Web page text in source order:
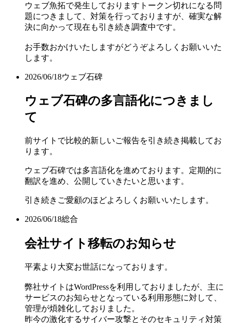
ウェブ魚拓で発生しておりますトークン切れになる問
題につきまして、対策を行っておりますが、確実な解
決に向かって現在も引き続き調査中です。
お手数おかけいたしますがどうぞよろしくお願いいた
します。
2026/06/18ウェブ石碑
ウェブ石碑の多言語化につきまし
て
前サイトで比較的新しいご報告を引き続き掲載してお
ります。
ウェブ石碑では多言語化を進めております。定期的に
翻訳を進め、公開していきたいと思います。
引き続きご愛顧のほどよろしくお願いいたします。
2026/06/18総合
会社サイト移転のお知らせ
平素より大変お世話になっております。
弊社サイトはWordPressを利用しておりましたが、主に
サービスのお知らせとなっている利用形態に対して、
管理が煩雑化しておりました。
昨今の激化するサイバー攻撃とそのセキュリティ対策